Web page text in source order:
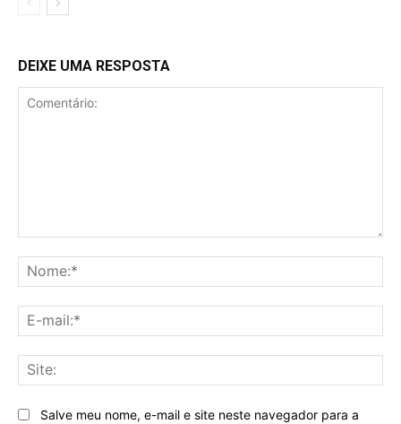
DEIXE UMA RESPOSTA
Salve meu nome, e-mail e site neste navegador para a